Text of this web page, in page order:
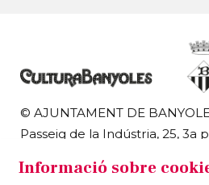
© AJUNTAMENT DE
Passeig de la Indústria, 25, 3a
972 58 18 48 | 972 57 00 50
Informació sobre